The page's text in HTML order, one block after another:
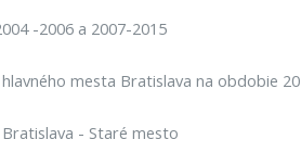
-2006 a 2007-2015
mesta Bratislava na obdobie
- Staré mesto